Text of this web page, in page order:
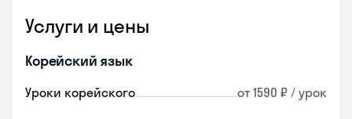
Услуги и цены
Корейский язык
Уроки корейского от 1590 ₽ / урок